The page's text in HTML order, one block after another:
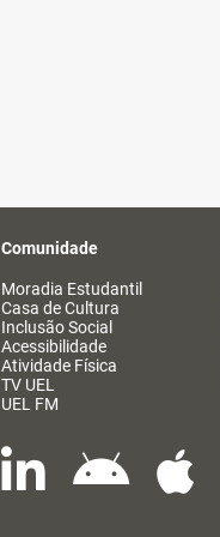
Comunidade
Moradia Estudantil
Casa de Cultura
Inclusão Social
Acessibilidade
Atividade Física
TV UEL
UEL FM